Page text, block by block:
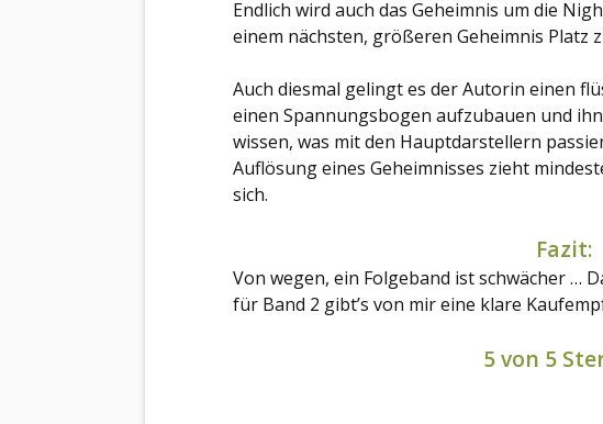
Endlich wird auch das Geheimnis um die
einem nächsten, größeren Geheimnis Platz
Auch diesmal gelingt es der Autorin einen
einen Spannungsbogen aufzubauen und
wissen, was mit den Hauptdarstellern
Auflösung eines Geheimnisses zieht
sich.
Fazit:
Von wegen, ein Folgeband ist schwächer …
für Band 2 gibt’s von mir eine klare
5 von 5